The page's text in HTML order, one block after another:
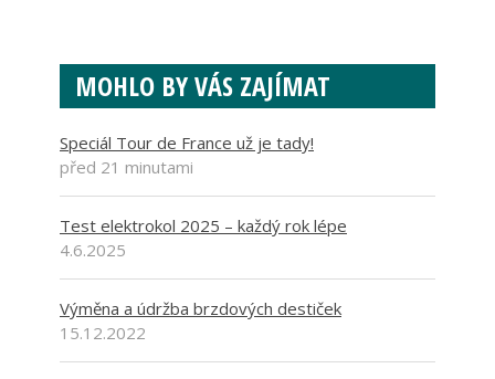
MOHLO BY VÁS ZAJÍMAT
Speciál Tour de France už je tady!
před 21 minutami
Test elektrokol 2025 – každý rok lépe
4.6.2025
Výměna a údržba brzdových destiček
15.12.2022